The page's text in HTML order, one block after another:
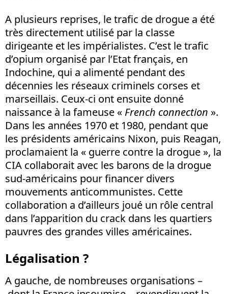
A plusieurs reprises, le trafic de drogue a été
très directement utilisé par la classe
dirigeante et les impérialistes. C’est le trafic
d’opium organisé par l’Etat français, en
Indochine, qui a alimenté pendant des
décennies les réseaux criminels corses et
marseillais. Ceux-ci ont ensuite donné
naissance à la fameuse « French connection ».
Dans les années 1970 et 1980, pendant que
les présidents américains Nixon, puis Reagan,
proclamaient la « guerre contre la drogue », la
CIA collaborait avec les barons de la drogue
sud-américains pour financer divers
mouvements anticommunistes. Cette
collaboration a d’ailleurs joué un rôle central
dans l’apparition du crack dans les quartiers
pauvres des grandes villes américaines.
Légalisation ?
A gauche, de nombreuses organisations –